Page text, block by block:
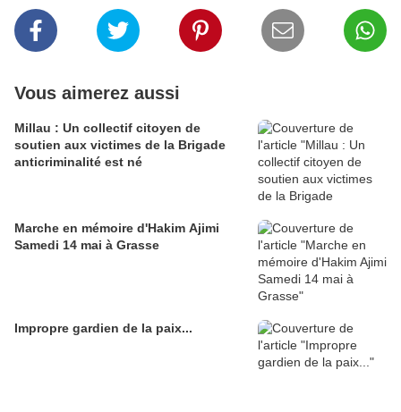
Vous aimerez aussi
Millau : Un collectif citoyen de
soutien aux victimes de la Brigade
anticriminalité est né
Marche en mémoire d'Hakim Ajimi
Samedi 14 mai à Grasse
Impropre gardien de la paix...